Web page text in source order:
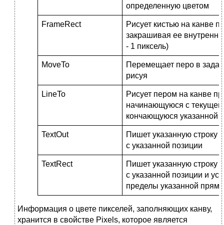
определенную цветом
FrameRect
Рисует кистью на канве
закрашивая ее
- 1 пиксель)
MoveTo
Перемещает перо в
рисуя
LineTo
Рисует пером на канве
начинающуюся с текущей
кончающуюся указанной
TextOut
Пишет указанную строку
с указанной позиции
TextRect
Пишет указанную строку
с указанной позиции и
пределы указанной
Информация о цвете пикселей, заполняющих канву,
хранится в свойстве Pixels, которое является